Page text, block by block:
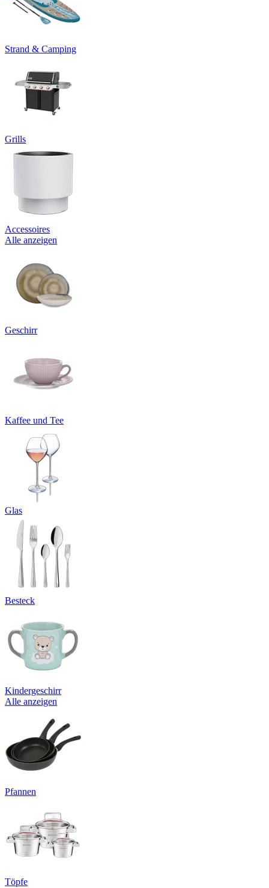
Strand & Camping
Grills
Accessoires
Alle anzeigen
Geschirr
Kaffee und Tee
Glas
Besteck
Kindergeschirr
Alle anzeigen
Pfannen
Töpfe